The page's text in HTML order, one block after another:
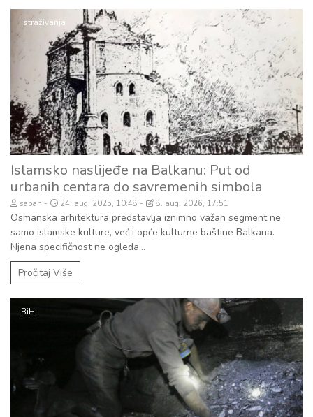
Istraživanja
Islamsko naslijeđe na Balkanu: Put od
urbanih centara do savremenih simbola
saban 24. aug. 2025, 10:48 8. aug. 2026, 17:51
Osmanska arhitektura predstavlja iznimno važan segment ne
samo islamske kulture, već i opće kulturne baštine Balkana.
Njena specifičnost ne ogleda...
Pročitaj Više
BiH